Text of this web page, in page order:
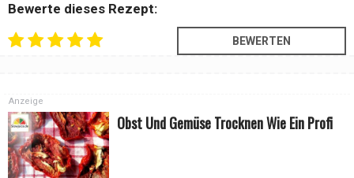
Bewerte dieses Rezept:
Obst Und Gemüse Trocknen Wie Ein Profi
Anzeige